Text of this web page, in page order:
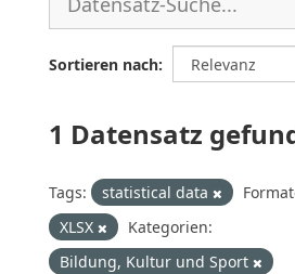
Sortieren nach
1 Datensatz
Tags: statistical data
XLSX
Kategorien:
Bildung, Kultur und Sport